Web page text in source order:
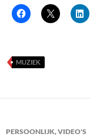
MUZIEK
PERSOONLIJK,VIDEO'S